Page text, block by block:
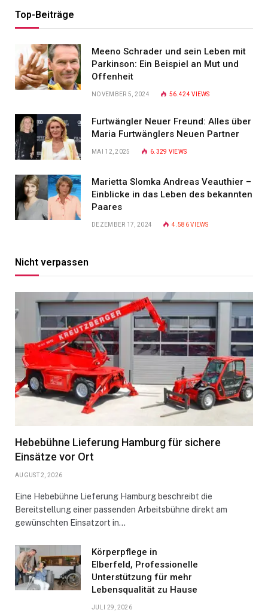
Top-Beiträge
Meeno Schrader und sein Leben mit
Parkinson: Ein Beispiel an Mut und
Offenheit
NOVEMBER 5, 2024 56.424VIEWS
Furtwängler Neuer Freund: Alles über
Maria Furtwänglers Neuen Partner
MAI 12, 2025 6.329 VIEWS
Marietta Slomka Andreas Veauthier –
Einblicke in das Leben des bekannten
Paares
DEZEMBER 17, 2024 4.586VIEWS
Nicht verpassen
Hebebühne Lieferung Hamburg für sichere
Einsätze vor Ort
AUGUST 2, 2026
Eine Hebebühne Lieferung Hamburg beschreibt die
Bereitstellung einer passenden Arbeitsbühne direkt am
gewünschten Einsatzort in…
Körperpflege in
Elberfeld, Professionelle
Unterstützung für mehr
Lebensqualität zu Hause
JULI 29, 2026